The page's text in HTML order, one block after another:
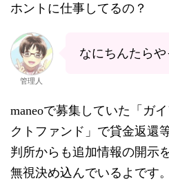
ホントに仕事してるの？
管理人
なにちんたら
maneoで募集していた「ガ
クトファンド」で貸金返還
判所からも追加情報の開示
無視決め込んでいるよです。